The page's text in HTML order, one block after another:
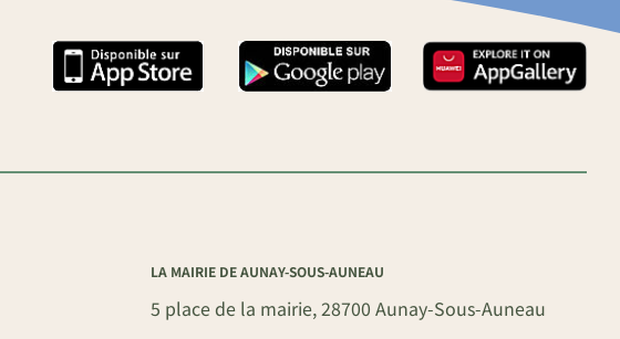
LA MAIRIE DE AUNAY-SOUS-AUNEAU
5 place de la mairie, 28700 Aunay-Sous-Auneau